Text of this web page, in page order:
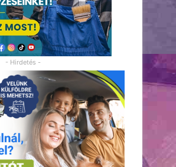
- Hirdetés -